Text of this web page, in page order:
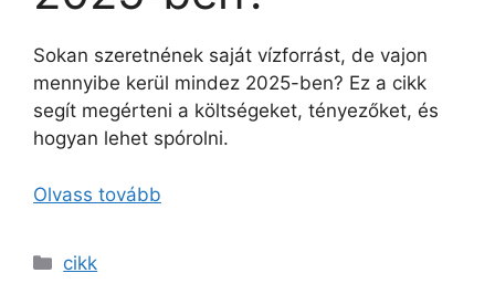
Sokan szeretnének saját vízforrást, de vajon
mennyibe kerül mindez 2025-ben? Ez a cikk
segít megérteni a költségeket, tényezőket, és
hogyan lehet spórolni.
Olvass tovább
Kategória
cikk